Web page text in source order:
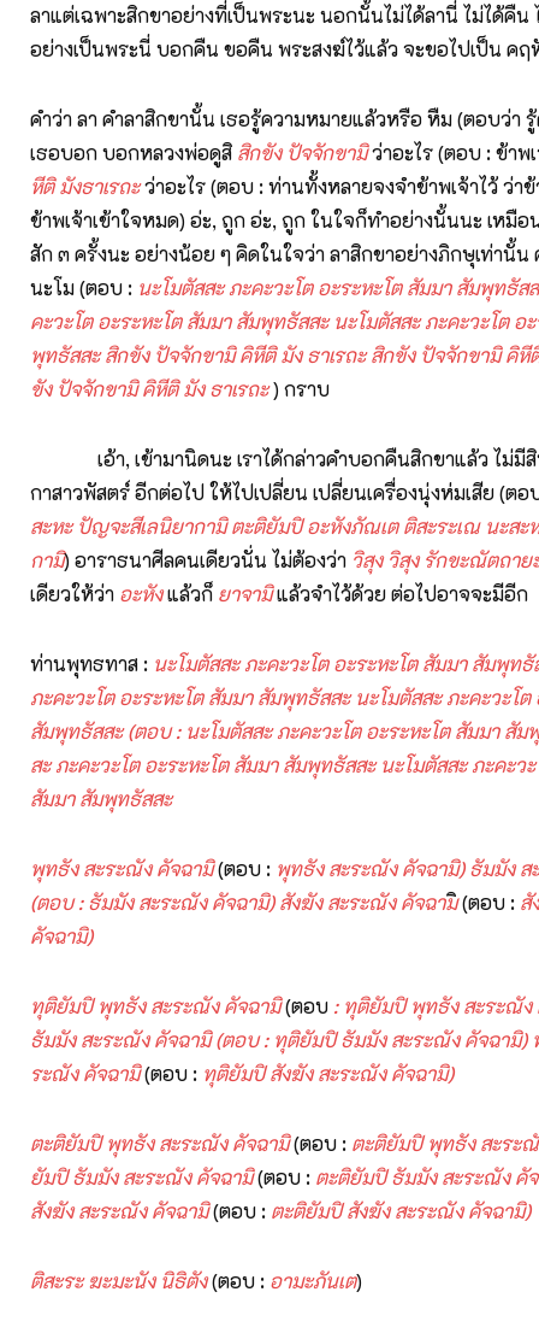
ลาแต่เฉพาะสิกขาอย่างที่เป็นพระนะ นอกนั้นไม่ได้ลานี่ ไม่ได้คืน
อย่างเป็นพระนี่ บอกคืน ขอคืน พระสงฆ์ไว้แล้ว จะขอไปเป็น คฤ
คำว่า ลา คำลาสิกขานั้น เธอรู้ความหมายแล้วหรือ หืม (ตอบว่า
เธอบอก บอกหลวงพ่อดูสิ สิกขัง ปัจจักขามิว่าอะไร (ตอบ : ข้าพ
หีติ มังธาเรถะว่าอะไร (ตอบ : ท่านทั้งหลายจงจำข้าพเจ้าไว้ ว่า
ข้าพเจ้าเข้าใจหมด) อ่ะ, ถูก อ่ะ, ถูก ในใจก็ทำอย่างนั้นนะ เหมือ
สัก ๓ ครั้งนะ อย่างน้อย ๆ คิดในใจว่า ลาสิกขาอย่างภิกษุเท่านั้น
นะโม (ตอบ : นะโมตัสสะ ภะคะวะโต อะระหะโต สัมมา สัมพุทธัส
คะวะโต อะระหะโต สัมมา สัมพุทธัสสะ นะโมตัสสะ ภะคะวะโต อ
พุทธัสสะ สิกขัง ปัจจักขามิ คิหีติ มัง ธาเรถะ สิกขัง ปัจจักขามิ คิหี
ขัง ปัจจักขามิ คิหีติ มัง ธาเรถะ) กราบ
เอ้า, เข้ามานิดนะ เราได้กล่าวคำบอกคืนสิกขาแล้ว ไม่มี
กาสาวพัสตร์ อีกต่อไป ให้ไปเปลี่ยน เปลี่ยนเครื่องนุ่งห่มเสีย (ต
สะหะ ปัญจะสีเลนิยากามิ ตะติยัมปิ อะหังภัณเต ติสะระเณ นะสะ
กามิ) อาราธนาศีลคนเดียวนั่น ไม่ต้องว่า วิสุง วิสุง รักขะณัตถาย
เดียวให้ว่า อะหังแล้วก็ ยาจามิแล้วจำไว้ด้วย ต่อไปอาจจะมีอีก
ท่านพุทธทาส : นะโมตัสสะ ภะคะวะโต อะระหะโต สัมมา สัมพุทธั
ภะคะวะโต อะระหะโต สัมมา สัมพุทธัสสะ นะโมตัสสะ ภะคะวะโต
สัมพุทธัสสะ (ตอบ : นะโมตัสสะ ภะคะวะโต อะระหะโต สัมมา สัม
สะ ภะคะวะโต อะระหะโต สัมมา สัมพุทธัสสะ นะโมตัสสะ ภะคะว
สัมมา สัมพุทธัสสะ
พุทธัง สะระณัง คัจฉามิ(ตอบ : พุทธัง สะระณัง คัจฉามิ) ธัมมัง ส
(ตอบ : ธัมมัง สะระณัง คัจฉามิ) สังฆัง สะระณัง คัจฉามิ (ตอบ : สั
คัจฉามิ)
ทุติยัมปิ พุทธัง สะระณัง คัจฉามิ(ตอบ : ทุติยัมปิ พุทธัง สะระณั
ธัมมัง สะระณัง คัจฉามิ (ตอบ : ทุติยัมปิ ธัมมัง สะระณัง คัจฉามิ)
ระณัง คัจฉามิ(ตอบ : ทุติยัมปิ สังฆัง สะระณัง คัจฉามิ)
ตะติยัมปิ พุทธัง สะระณัง คัจฉามิ(ตอบ : ตะติยัมปิ พุทธัง สะระ
ยัมปิ ธัมมัง สะระณัง คัจฉามิ(ตอบ : ตะติยัมปิ ธัมมัง สะระณัง คั
สังฆัง สะระณัง คัจฉามิ(ตอบ : ตะติยัมปิ สังฆัง สะระณัง คัจฉามิ)
ติสะระ ฆะมะนัง นิธิตัง(ตอบ : อามะภันเต)